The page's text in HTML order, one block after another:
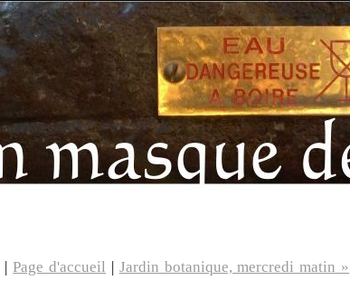
|Page d'accueil | Jardin botanique, mercredi matin »